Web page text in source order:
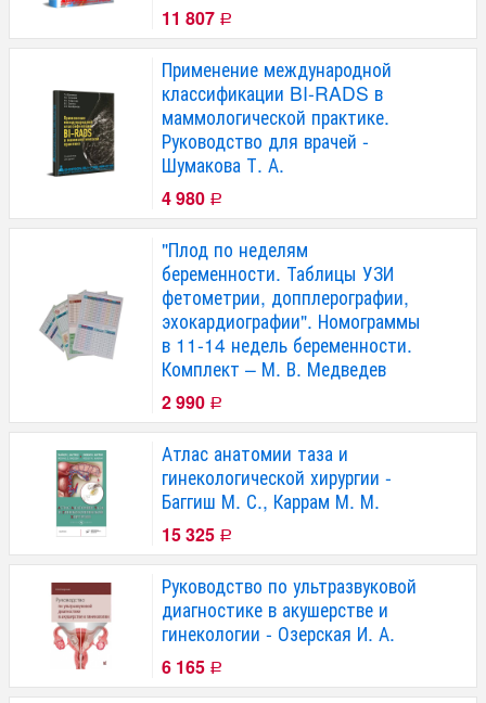
11 807 Р
Применение международной
классификации BI-RADS в
маммологической практике.
Руководство для врачей -
Шумакова Т. А.
4 980 Р
"Плод по неделям
беременности. Таблицы УЗИ
фетометрии, допплерографии,
эхокардиографии". Номограммы
в 11-14 недель беременности.
Комплект – М. В. Медведев
2 990 Р
Атлас анатомии таза и
гинекологической хирургии -
Баггиш М. С., Каррам М. М.
15 325 Р
Руководство по ультразвуковой
диагностике в акушерстве и
гинекологии - Озерская И. А.
6 165 Р